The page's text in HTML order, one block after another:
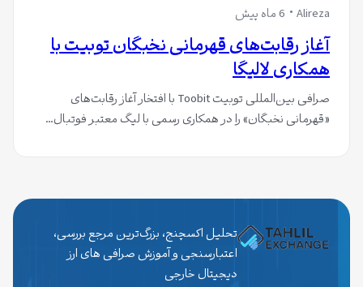
Alireza 6 ماه پیش
آغاز رقابت‌های قهرمانی نخبگان توبیت با
همکاری لالیگا
صرافی بین‌المللی توبیت Toobit با افتخار آغاز رقابت‌های
«قهرمانی نخبگان» را در همکاری رسمی با لیگ معتبر فوتبال…
تحلیل اکسچنج، بزرگ‌ترین مرجع بررسی،
اعتبارسنجی و آموزش صرافی های ارز
دیجیتال خارجی